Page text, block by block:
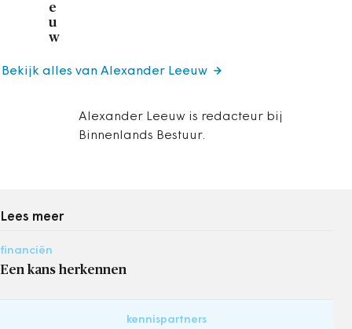
e
u
w
Alexander Leeuw is redacteur bij
Binnenlands Bestuur.
Bekijk alles van Alexander Leeuw
Lees meer
financiën
Een kans herkennen
kennispartners